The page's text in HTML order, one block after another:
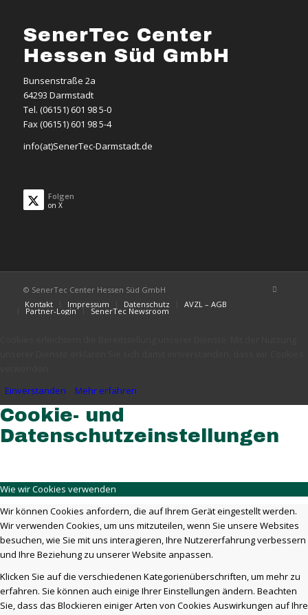
SenerTec Center
Hessen Süd GmbH
Bunsenstraße 2a
64293 Darmstadt
Tel. (06151) 601 98 5-0
Fax (06151) 601 98 5-4
info(at)SenerTec-Darmstadt.de
Folgen
on X
© SenerTec Center Hessen Süd GmbH
Kontakt
Impressum Datenschutz AVZL – AGB
Partner-Login SenerTec Newsroom
Einverstanden
Mehr erfahren
Cookie- und
Datenschutzeinstellungen
Wie wir Cookies verwenden
Wir können Cookies anfordern, die auf Ihrem Gerät eingestellt werden.
Wir verwenden Cookies, um uns mitzuteilen, wenn Sie unsere Websites
besuchen, wie Sie mit uns interagieren, Ihre Nutzererfahrung verbessern
und Ihre Beziehung zu unserer Website anpassen.
Klicken Sie auf die verschiedenen Kategorienüberschriften, um mehr zu
erfahren. Sie können auch einige Ihrer Einstellungen ändern. Beachten
Sie, dass das Blockieren einiger Arten von Cookies Auswirkungen auf Ihre